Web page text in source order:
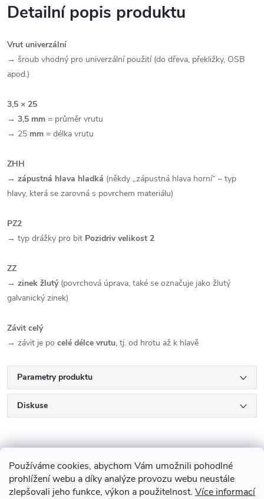
Používáme cookies, abychom Vám umožnili pohodlné
prohlížení webu a díky analýze provozu webu neustále
zlepšovali jeho funkce, výkon a použitelnost. Více informací
Detailní popis produktu
Vrut univerzální
→ šroub vhodný pro univerzální použití (do dřeva, překližky, OSB
apod.)
3,5 × 25
→ 3,5 mm = průměr vrutu
→ 25 mm = délka vrutu
ZHH
→ zápustná hlava hladká (někdy „zápustná hlava horní“ – typ
hlavy, která se zarovná s povrchem materiálu)
PZ2
→ typ drážky pro bit Pozidriv velikost 2
ZZ
→ zinek žlutý(povrchová úprava, také se označuje jako žlutý
galvanický zinek)
Závit celý
→ závit je po celé délce vrutu, tj. od hrotu až k hlavě
Parametry produktu
Diskuse